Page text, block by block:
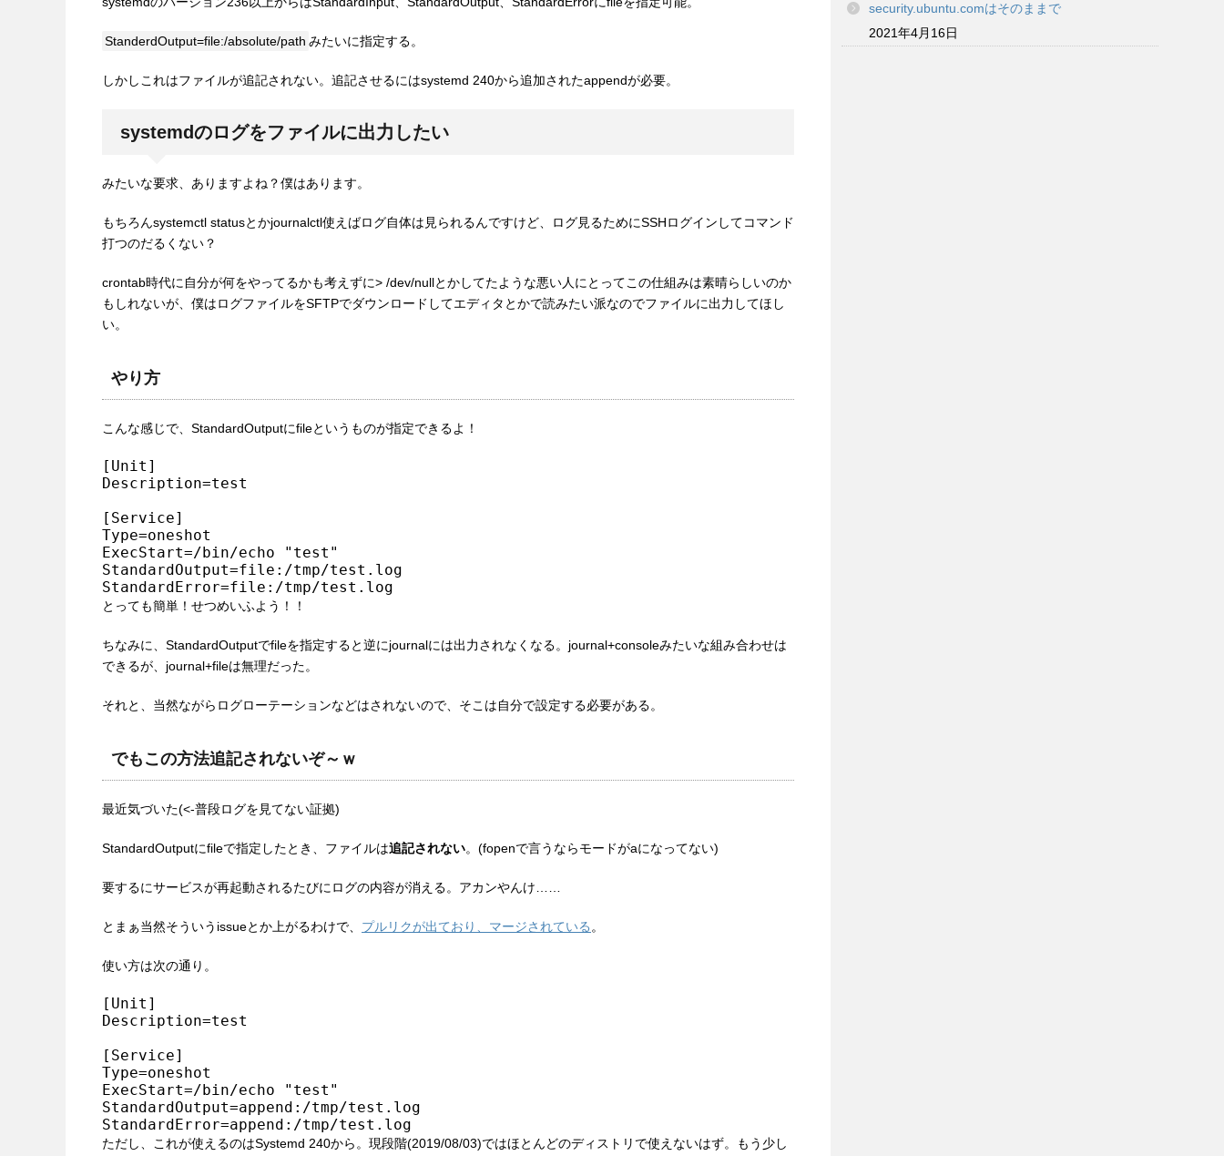
StanderdOutput=file:/absolute/path みたいに指定する。
しかしこれはファイルが追記されない。追記させるにはsystemd 240から追加されたappendが必要。
systemdのログをファイルに出力したい
みたいな要求、ありますよね？僕はあります。
もちろんsystemctl statusとかjournalctl使えばログ自体は見られるんですけど、ログ見るためにSSHログインしてコマンド
打つのだるくない？
crontab時代に自分が何をやってるかも考えずに> /dev/nullとかしてたような悪い人にとってこの仕組みは素晴らしいのか
もしれないが、僕はログファイルをSFTPでダウンロードしてエディタとかで読みたい派なのでファイルに出力してほし
い。
やり方
こんな感じで、StandardOutputにfileというものが指定できるよ！
[Unit]
Description=test
[Service]
Type=oneshot
ExecStart=/bin/echo "test"
StandardOutput=file:/tmp/test.log
StandardError=file:/tmp/test.log
とっても簡単！せつめいふよう！！
ちなみに、StandardOutputでfileを指定すると逆にjournalには出力されなくなる。journal+consoleみたいな組み合わせは
できるが、journal+fileは無理だった。
それと、当然ながらログローテーションなどはされないので、そこは自分で設定する必要がある。
でもこの方法追記されないぞ～ｗ
最近気づいた(<-普段ログを見てない証拠)
StandardOutputにfileで指定したとき、ファイルは追記されない。(fopenで言うならモードがaになってない)
要するにサービスが再起動されるたびにログの内容が消える。アカンやんけ……
とまぁ当然そういうissueとか上がるわけで、 プルリクが出ており、マージされている 。
使い方は次の通り。
[Unit]
Description=test
[Service]
Type=oneshot
ExecStart=/bin/echo "test"
StandardOutput=append:/tmp/test.log
StandardError=append:/tmp/test.log
ただし、これが使えるのはSystemd 240から。現段階(2019/08/03)ではほとんどのディストリで使えないはず。もう少し
security.ubuntu.comはそのままで
2021年4月16日